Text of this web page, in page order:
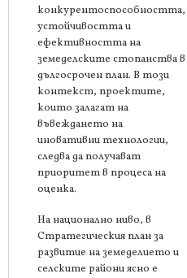
конкурентоспособността,
устойчивостта и
ефективността на
земеделските стопанства в
дългосрочен план. В този
контекст, проектите,
които залагат на
въвеждането на
иновативни технологии,
следва да получават
приоритет в процеса на
оценка.
На национално ниво, в
Стратегическия план за
развитие на земеделието и
селските райони ясно е